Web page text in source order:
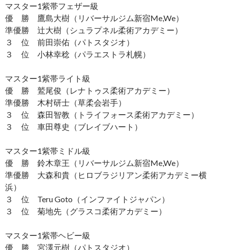
マスター1紫帯フェザー級
優 勝 鷹島大樹（リバーサルジム新宿Me,We）
準優勝 辻大樹（シュラプネル柔術アカデミー）
３ 位 前田崇佑（パトスタジオ）
３ 位 小林幸稔（パラエストラ札幌）
マスター1紫帯ライト級
優 勝 鷲尾俊（レナトゥス柔術アカデミー）
準優勝 木村研士（草柔会岩手）
３ 位 森田智教（トライフォース柔術アカデミー）
３ 位 車田尊史（ブレイブハート）
マスター1紫帯ミドル級
優 勝 鈴木章王（リバーサルジム新宿Me,We）
準優勝 大森和貴（ヒロブラジリアン柔術アカデミー横
浜）
３ 位 Teru Goto（インファイトジャパン）
３ 位 菊地先（グラスコ柔術アカデミー）
マスター1紫帯ヘビー級
優 勝 宮澤元樹（パトスタジオ）